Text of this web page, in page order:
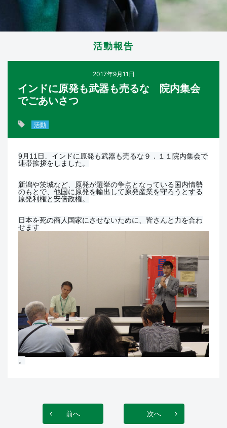
活動報告
2017年9月11日
インドに原発も武器も売るな 院内集会
でごあいさつ
活動
9月11日、インドに原発も武器も売るな９．１１院内集会で
連帯挨拶をしました。
新潟や茨城など、原発が選挙の争点となっている国内情勢
のもとで、他国に原発を輸出して原発産業を守ろうとする
原発利権と安倍政権。
日本を死の商人国家にさせないために、皆さんと力を合わ
せます
。
前へ 次へ